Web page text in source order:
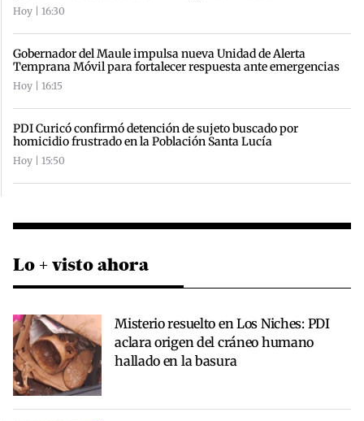
Hoy | 16:30
Gobernador del Maule impulsa nueva Unidad de Alerta
Temprana Móvil para fortalecer respuesta ante emergencias
Hoy | 16:15
PDI Curicó confirmó detención de sujeto buscado por
homicidio frustrado en la Población Santa Lucía
Hoy | 15:50
Lo + visto ahora
Misterio resuelto en Los Niches: PDI
aclara origen del cráneo humano
hallado en la basura